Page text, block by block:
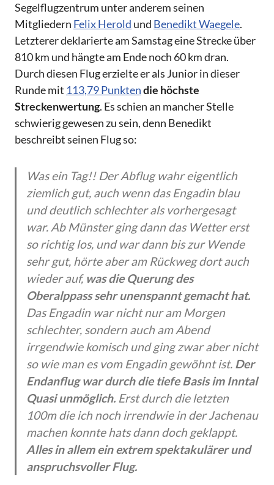
Segelflugzentrum unter anderem seinen
Mitgliedern Felix Herold und Benedikt Waegele.
Letzterer deklarierte am Samstag eine Strecke über
810 km und hängte am Ende noch 60 km dran.
Durch diesen Flug erzielte er als Junior in dieser
Runde mit 113,79 Punktendie höchste
Streckenwertung. Es schien an mancher Stelle
schwierig gewesen zu sein, denn Benedikt
beschreibt seinen Flug so:
Was ein Tag!! Der Abflug wahr eigentlich
ziemlich gut, auch wenn das Engadin blau
und deutlich schlechter als vorhergesagt
war. Ab Münster ging dann das Wetter erst
so richtig los, und war dann bis zur Wende
sehr gut, hörte aber am Rückweg dort auch
wieder auf, was die Querung des
Oberalppass sehr unenspannt gemacht hat.
Das Engadin war nicht nur am Morgen
schlechter, sondern auch am Abend
irrgendwie komisch und ging zwar aber nicht
so wie man es vom Engadin gewöhnt ist. Der
Endanflug war durch die tiefe Basis im Inntal
Quasi unmöglich. Erst durch die letzten
100m die ich noch irrendwie in der Jachenau
machen konnte hats dann doch geklappt.
Alles in allem ein extrem spektakulärer und
anspruchsvoller Flug.